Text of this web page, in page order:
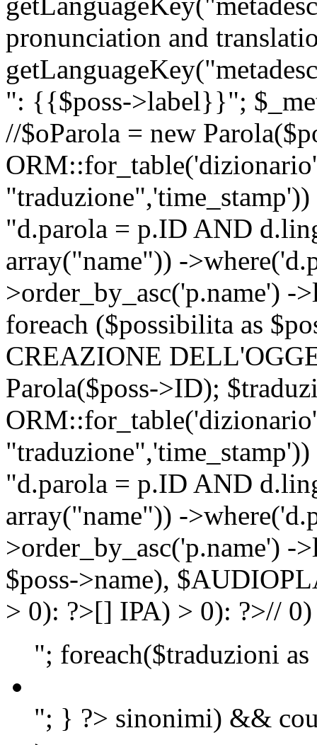
pronunciation and
": {{$poss->label}}";
//$oParola = new
"d.parola = p.ID AND
array("name")) -
>order_by_asc('p.name')
foreach ($possibilita as
CREAZIONE
Parola($poss->ID);
"d.parola = p.ID AND
array("name")) -
>order_by_asc('p.name')
$poss->name),
> 0): ?>[] IPA) > 0): ?>//
"; foreach($traduzioni
"; } ?> sinonimi) &&